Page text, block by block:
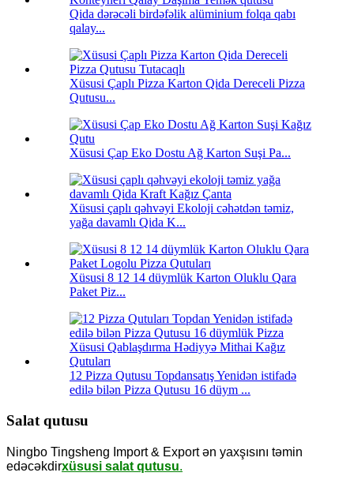
Qida dərəcəli birdəfəlik alüminium folqa qabı
qalay...
Xüsusi Çaplı Pizza Karton Qida Dereceli Pizza
Qutusu...
Xüsusi Çap Eko Dostu Ağ Karton Suşi Pa...
Xüsusi çaplı qəhvəyi Ekoloji cəhətdən təmiz,
yağa davamlı Qida K...
Xüsusi 8 12 14 düymlük Karton Oluklu Qara
Paket Piz...
12 Pizza Qutusu Topdansatış Yenidən istifadə
edilə bilən Pizza Qutusu 16 düym ...
Salat qutusu
Ningbo Tingsheng Import & Export ən yaxşısını təmin
edəcəkdirxüsusi salat qutusu.